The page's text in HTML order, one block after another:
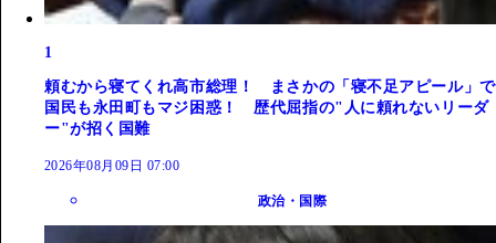
1
頼むから寝てくれ高市総理！ まさかの「寝不足アピール」で
国民も永田町もマジ困惑！ 歴代屈指の"人に頼れないリーダ
ー"が招く国難
2026年08月09日 07:00
政治・国際